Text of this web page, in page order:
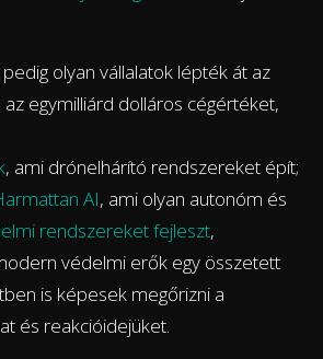
olyan vállalatok lépték át az
egymilliárd dolláros cégértéket,
, ami drónelhárító rendszereket épít;
AI, ami olyan autonóm és
rendszereket fejleszt,
védelmi erők egy összetett
is képesek megőrizni a
és reakcióidejüket.